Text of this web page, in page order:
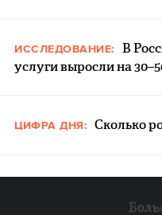
ИССЛЕДОВАНИЕ:
В
услуги выросли на
ЦИФРА ДНЯ: Сколько